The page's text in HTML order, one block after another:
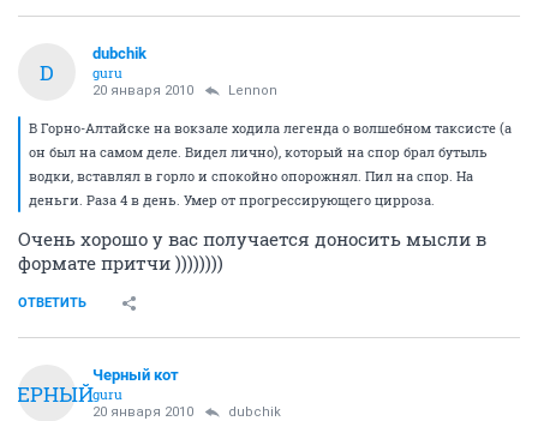
D
dubchik
guru
20 января 2010 Lennon
В Горно-Алтайске на вокзале ходила легенда о волшебном таксисте (а
он был на самом деле. Видел лично), который на спор брал бутыль
водки, вставлял в горло и спокойно опорожнял. Пил на спор. На
деньги. Раза 4 в день. Умер от прогрессирующего цирроза.
Очень хорошо у вас получается доносить мысли в
формате притчи ))))))))
ОТВЕТИТЬ
ЧЕРНЫЙ
Черный кот
guru
20 января 2010 dubchik